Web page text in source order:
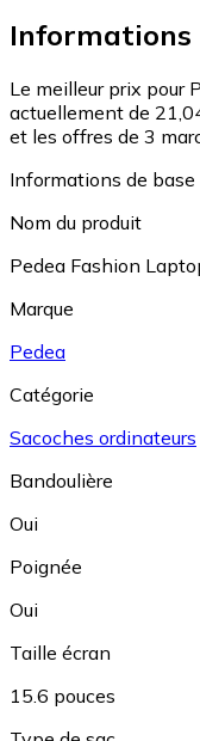
Le meilleur prix pour
actuellement de
et les offres de 3
Informations de base
Nom du produit
Pedea Fashion
Marque
Pedea
Catégorie
Sacoches ordinateurs
Bandoulière
Oui
Poignée
Oui
Taille écran
15.6 pouces